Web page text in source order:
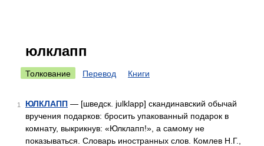
юлклапп
Толкование Перевод Книги
1 ЮЛКЛАПП — [шведск. julklapp] скандинавский обычай
вручения подарков: бросить упакованный подарок в
комнату, выкрикнув: «Юлклапп!», а самому не
показываться. Словарь иностранных слов. Комлев Н.Г.,